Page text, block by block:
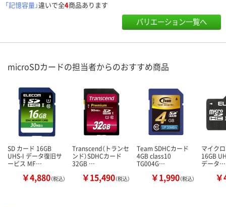
「記憶容量」違いで全4商品あります
バリエーション一覧へ
microSDカードの担当者からのおすすめ商品
SD カード 16GB
UHS-I データ復旧サ
ービス MF…
￥4,880（税込）
Transcend（トランセ
ンド）SDHCカード
32GB …
￥15,490（税込）
Team SDHCカード
4GB class10
TG004G…
￥1,990（税込）
マイク
16GB
データ…